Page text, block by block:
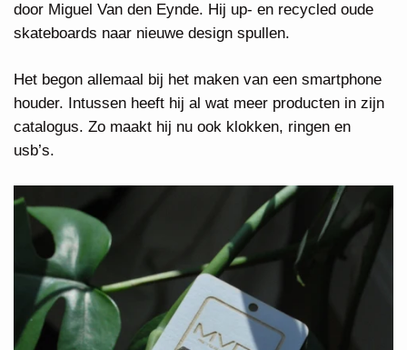
door Miguel Van den Eynde. Hij up- en recycled oude
skateboards naar nieuwe design spullen.
Het begon allemaal bij het maken van een smartphone
houder. Intussen heeft hij al wat meer producten in zijn
catalogus. Zo maakt hij nu ook klokken, ringen en
usb’s.